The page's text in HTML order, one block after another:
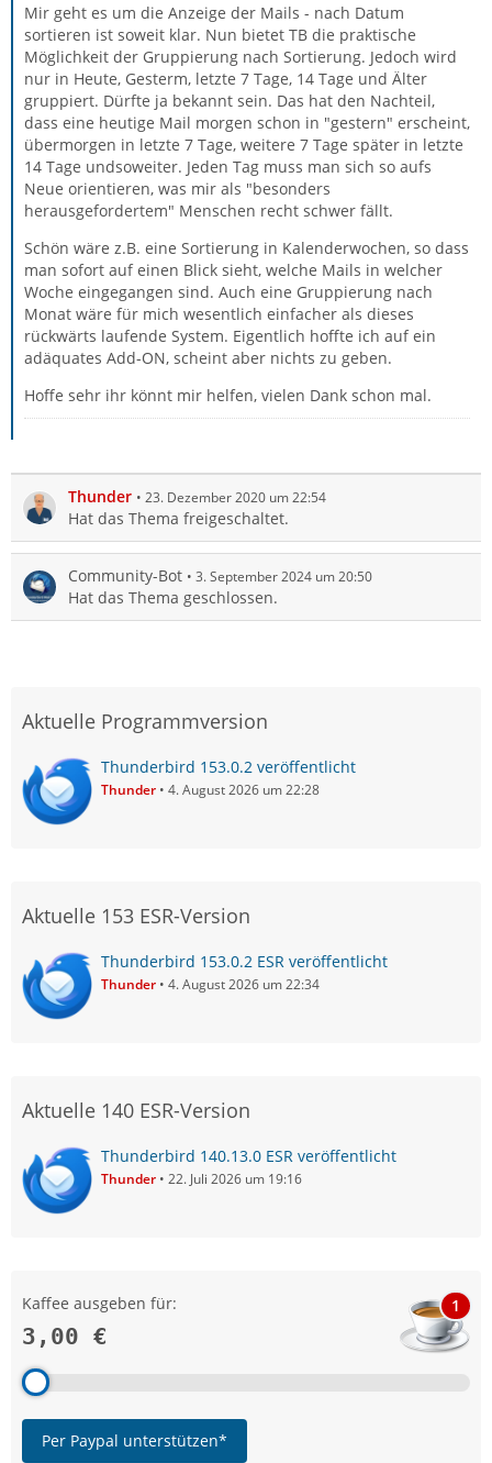
Mir geht es um die Anzeige der Mails - nach Datum
sortieren ist soweit klar. Nun bietet TB die praktische
Möglichkeit der Gruppierung nach Sortierung. Jedoch wird
nur in Heute, Gesterm, letzte 7 Tage, 14 Tage und Älter
gruppiert. Dürfte ja bekannt sein. Das hat den Nachteil,
dass eine heutige Mail morgen schon in "gestern" erscheint,
übermorgen in letzte 7 Tage, weitere 7 Tage später in letzte
14 Tage undsoweiter. Jeden Tag muss man sich so aufs
Neue orientieren, was mir als "besonders
herausgefordertem" Menschen recht schwer fällt.
Schön wäre z.B. eine Sortierung in Kalenderwochen, so dass
man sofort auf einen Blick sieht, welche Mails in welcher
Woche eingegangen sind. Auch eine Gruppierung nach
Monat wäre für mich wesentlich einfacher als dieses
rückwärts laufende System. Eigentlich hoffte ich auf ein
adäquates Add-ON, scheint aber nichts zu geben.
Hoffe sehr ihr könnt mir helfen, vielen Dank schon mal.
Thunder 23. Dezember 2020 um 22:54
Hat das Thema freigeschaltet.
Community-Bot 3. September 2024 um 20:50
Hat das Thema geschlossen.
Aktuelle Programmversion
Thunderbird 153.0.2 veröffentlicht
Thunder 4. August 2026 um 22:28
Aktuelle 153 ESR-Version
Thunderbird 153.0.2 ESR veröffentlicht
Thunder 4. August 2026 um 22:34
Aktuelle 140 ESR-Version
Thunderbird 140.13.0 ESR veröffentlicht
Thunder 22. Juli 2026 um 19:16
Kaffee ausgeben für:
3,00 €
1
Per Paypal unterstützen*